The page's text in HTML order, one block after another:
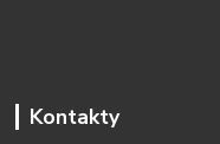
Kontakty